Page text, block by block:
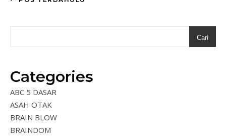
Cari
Categories
ABC 5 DASAR
ASAH OTAK
BRAIN BLOW
BRAINDOM